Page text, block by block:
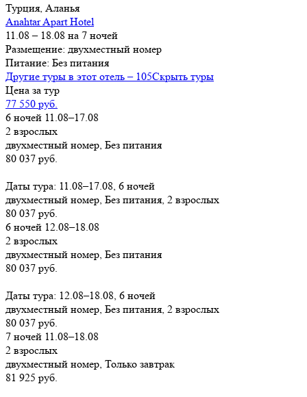
Турция, Аланья
Anahtar Apart Hotel
11.08 – 18.08 на 7 ночей
Размещение: двухместный номер
Питание: Без питания
Другие туры в этот отель – 105Скрыть туры
Цена за тур
77 550 руб.
6 ночей 11.08–17.08
2 взрослых
двухместный номер, Без питания
80 037 руб.
Даты тура: 11.08–17.08, 6 ночей
двухместный номер, Без питания, 2 взрослых
80 037 руб.
6 ночей 12.08–18.08
2 взрослых
двухместный номер, Без питания
80 037 руб.
Даты тура: 12.08–18.08, 6 ночей
двухместный номер, Без питания, 2 взрослых
80 037 руб.
7 ночей 11.08–18.08
2 взрослых
двухместный номер, Только завтрак
81 925 руб.